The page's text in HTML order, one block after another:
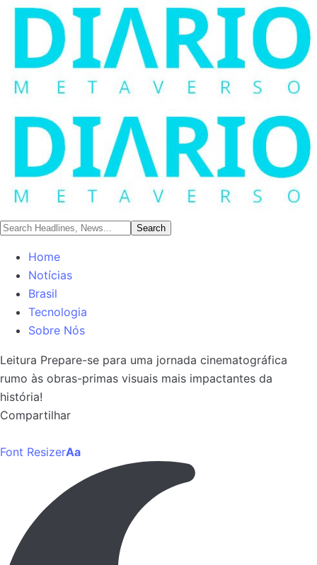
Home
Notícias
Brasil
Tecnologia
Sobre Nós
Leitura Prepare-se para uma jornada cinematográfica
rumo às obras-primas visuais mais impactantes da
história!
Compartilhar
Font ResizerAa